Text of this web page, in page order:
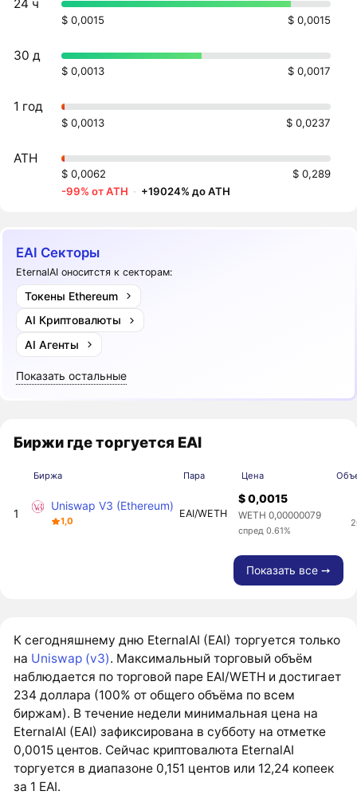
24 ч
$ 0,0015 $ 0,0015
30 д
$ 0,0013 $ 0,0017
1 год
$ 0,0013 $ 0,0237
ATH
$ 0,0062
$ 0,289
-99% от ATH · +19024% до ATH
EAI Секторы
EternalAI оноситстя к секторам:
Токены Ethereum
AI Криптовалюты
AI Агенты
Показать остальные
Биржи где торгуется EAI
Биржа Пара Цена
1
Uniswap V3 (Ethereum)
1,0
EAI/WETH
$ 0,0015
WETH 0,00000079
спред 0.61%
Показать все ➙
К сегодняшнему дню EternalAI (EAI) торгуется только
на Uniswap (v3). Максимальный торговый объём
наблюдается по торговой паре EAI/WETH и достигает
234 доллара (100% от общего объёма по всем
биржам). В течение недели минимальная цена на
EternalAI (EAI) зафиксирована в субботу на отметке
0,0015 центов. Сейчас криптовалюта EternalAI
торгуется в диапазоне 0,151 центов или 12,24 копеек
за 1 EAI.